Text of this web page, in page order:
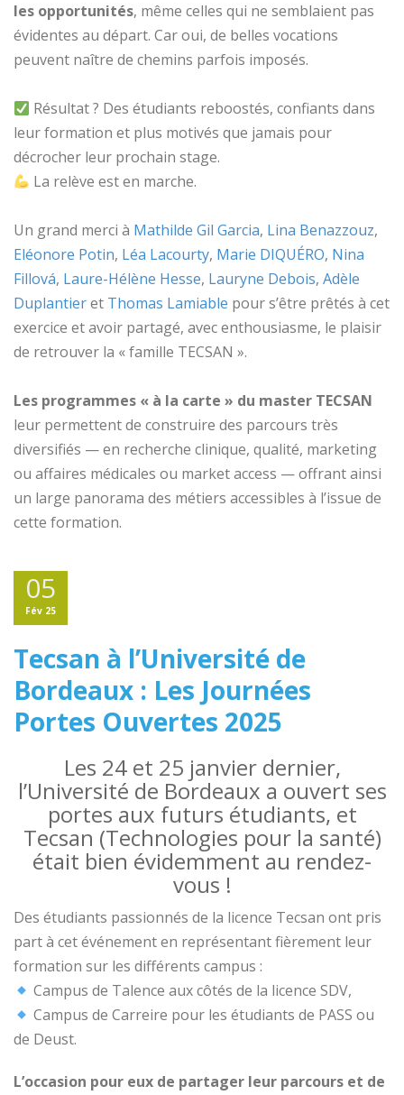
les opportunités, même celles qui ne semblaient pas
évidentes au départ. Car oui, de belles vocations
peuvent naître de chemins parfois imposés.
Résultat ? Des étudiants reboostés, confiants dans
leur formation et plus motivés que jamais pour
décrocher leur prochain stage.
La relève est en marche.
Un grand merci à Mathilde Gil Garcia, Lina Benazzouz,
Eléonore Potin, Léa Lacourty, Marie DIQUÉRO, Nina
Fillová, Laure-Hélène Hesse, Lauryne Debois, Adèle
Duplantieret Thomas Lamiable pour s’être prêtés à cet
exercice et avoir partagé, avec enthousiasme, le plaisir
de retrouver la « famille TECSAN ».
Les programmes « à la carte » du master TECSAN
leur permettent de construire des parcours très
diversifiés — en recherche clinique, qualité, marketing
ou affaires médicales ou market access — offrant ainsi
un large panorama des métiers accessibles à l’issue de
cette formation.
05
Fév 25
Tecsan à l’Université de
Bordeaux : Les Journées
Portes Ouvertes 2025
Les 24 et 25 janvier dernier,
l’Université de Bordeaux a ouvert ses
portes aux futurs étudiants, et
Tecsan (Technologies pour la santé)
était bien évidemment au rendez-
vous !
Des étudiants passionnés de la licence Tecsan ont pris
part à cet événement en représentant fièrement leur
formation sur les différents campus :
Campus de Talence aux côtés de la licence SDV,
Campus de Carreire pour les étudiants de PASS ou
de Deust.
L’occasion pour eux de partager leur parcours et de